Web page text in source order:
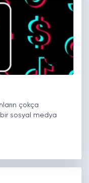
çokça
bir sosyal medya